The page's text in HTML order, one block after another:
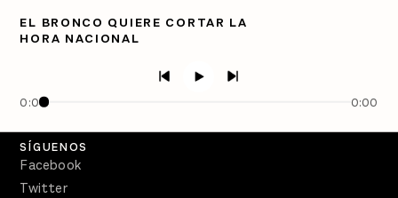
EL BRONCO QUIERE CORTAR LA
HORA NACIONAL
0:00 0:00
PÓDCASTS
Crecer en Distopía
SÍGUENOS
Facebook
Twitter